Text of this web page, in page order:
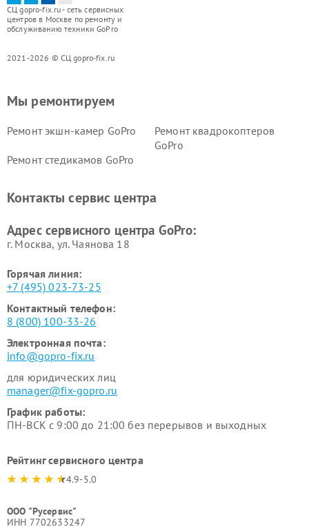
СЦ gopro-fix.ru - сеть сервисных
центров в Москве по ремонту и
обслуживанию техники GoPro
2021-2026 © СЦ gopro-fix.ru
Мы ремонтируем
Ремонт экшн-камер GoPro
Ремонт квадрокоптеров
GoPro
Ремонт стедикамов GoPro
Контакты сервис центра
Адрес сервисного центра GoPro:
г. Москва, ул. Чаянова 18
Горячая линия:
+7 (495) 023-73-25
Контактный телефон:
8 (800) 100-33-26
Электронная почта:
info@gopro-fix.ru
для юридических лиц
manager@fix-gopro.ru
График работы:
ПН-ВСК с 9:00 до 21:00 без перерывов и выходных
Рейтинг сервисного центра
4.9-5.0
ООО "Русервис"
ИНН 7702633247